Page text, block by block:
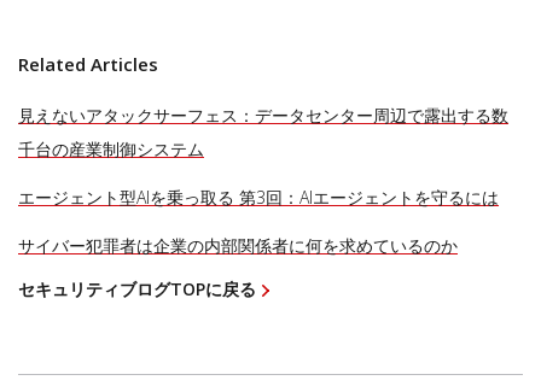
Related Articles
見えないアタックサーフェス：データセンター周辺で露出する数
千台の産業制御システム
エージェント型AIを乗っ取る 第3回：AIエージェントを守るには
サイバー犯罪者は企業の内部関係者に何を求めているのか
セキュリティブログTOPに戻る